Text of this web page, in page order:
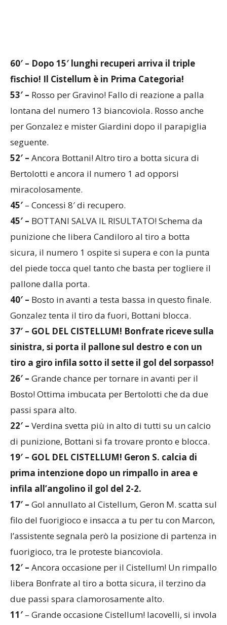
fischio! Il Cistellum è in Prima Categoria!
53′ –Rosso per Gravino! Fallo di reazione a palla
lontana del numero 13 biancoviola. Rosso anche
per Gonzalez e mister Giardini dopo il parapiglia
seguente.
52′ –Ancora Bottani! Altro tiro a botta sicura di
Bertolotti e ancora il numero 1 ad opporsi
miracolosamente.
45′– Concessi 8′ di recupero.
45′ –
BOTTANI SALVA IL RISULTATO! Schema da
punizione che libera Candiloro al tiro a botta
sicura, il numero 1 ospite si supera e con la punta
del piede tocca quel tanto che basta per togliere il
pallone dalla porta.
40′ –Bosto in avanti a testa bassa in questo finale.
Gonzalez tenta il tiro da fuori, Bottani blocca.
37′ – GOL DEL CISTELLUM! Bonfrate riceve sulla
sinistra, si porta il pallone sul destro e con un
tiro a giro infila sotto il sette il gol del sorpasso!
26′ –Grande chance per tornare in avanti per il
Bosto! Ottima imbucata per Bertolotti che da due
passi spara alto.
22′ –Verdina svetta più in alto di tutti su un calcio
di punizione, Bottani si fa trovare pronto e blocca.
19′ – GOL DEL CISTELLUM! Geron S. calcia di
prima intenzione dopo un rimpallo in area e
infila all’angolino il gol del 2-2.
17′ –Gol annullato al Cistellum, Geron M. scatta sul
filo del fuorigioco e insacca a tu per tu con Marcon,
l’assistente segnala però la posizione di partenza in
fuorigioco, tra le proteste biancoviola.
12′ –Ancora occasione per il Cistellum! Un rimpallo
libera Bonfrate al tiro a botta sicura, il terzino da
due passi spara clamorosamente alto.
11′– Grande occasione Cistellum! Iacovelli, si invola
sul filo del fuori gioco clacia a botta sicura in